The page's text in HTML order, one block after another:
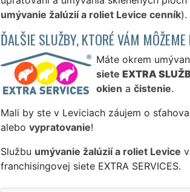
umývanie žalúzií a roliet Levice cenník).
ĎALŠIE SLUŽBY, KTORÉ VÁM MÔŽEME
Máte okrem
siete EXTRA
okien a čistenie.
Mali by ste v Leviciach záujem o
alebo vypratovanie!
Službu umývanie žalúzií a roliet Levice
franchisingovej siete EXTRA SERVICES.